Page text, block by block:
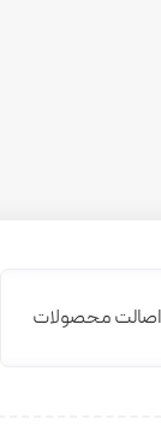
اصالت محصولات